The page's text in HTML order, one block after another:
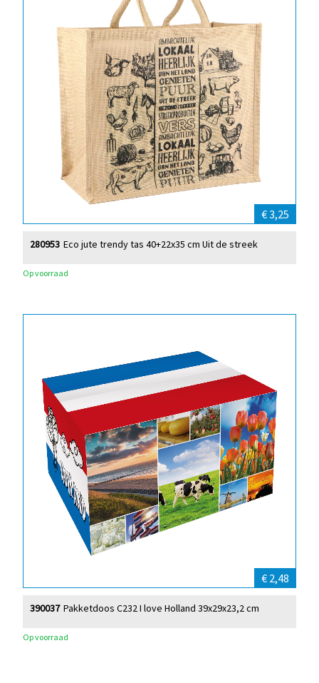
€ 3,25
Eco jute trendy tas 40+22x35 cm Uit de streek
280953
Op voorraad
€ 2,48
Pakketdoos C232 I love Holland 39x29x23,2 cm
390037
Op voorraad